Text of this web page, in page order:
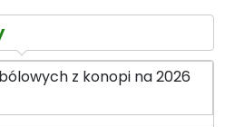
z konopi na 2026